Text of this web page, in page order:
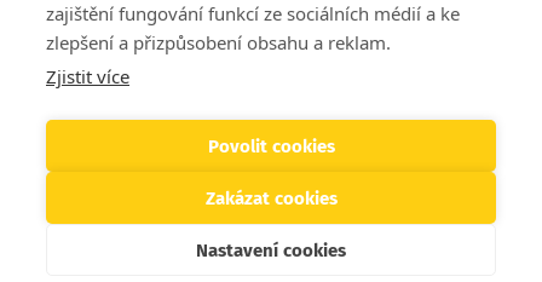
zajištění fungování funkcí ze sociálních médií a ke
zlepšení a přizpůsobení obsahu a reklam.
Zjistit více
Povolit cookies
Zakázat cookies
Nastavení cookies
Patička
Projekty EUCookiesPodmínky užití stránekKontakty
Helpdesk
© 2026 SVS FEM s.r.o. Všechna práva vyhrazena